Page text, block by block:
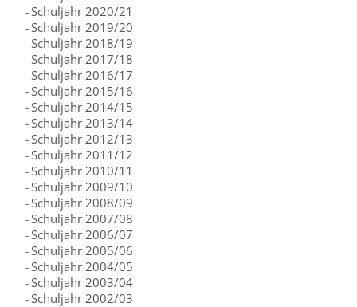
-Schuljahr 2020/21
-Schuljahr 2019/20
-Schuljahr 2018/19
-Schuljahr 2017/18
-Schuljahr 2016/17
-Schuljahr 2015/16
-Schuljahr 2014/15
-Schuljahr 2013/14
-Schuljahr 2012/13
-Schuljahr 2011/12
-Schuljahr 2010/11
-Schuljahr 2009/10
-Schuljahr 2008/09
-Schuljahr 2007/08
-Schuljahr 2006/07
-Schuljahr 2005/06
-Schuljahr 2004/05
-Schuljahr 2003/04
-Schuljahr 2002/03